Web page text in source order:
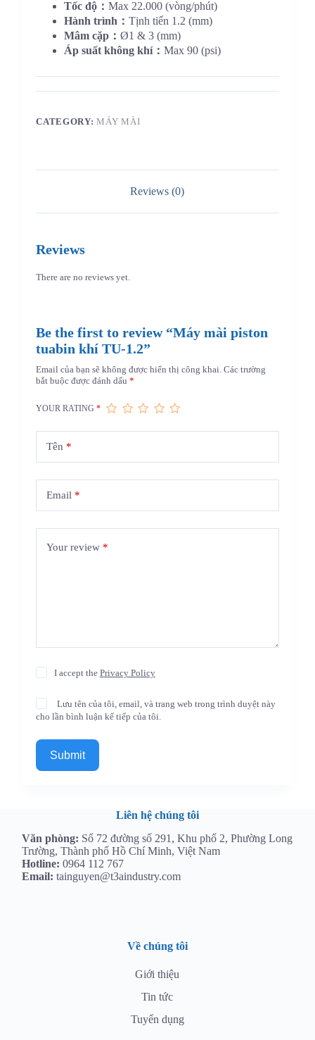
Tốc độ：Max 22.000 (vòng/phút)
Hành trình：Tịnh tiến 1.2 (mm)
Mâm cặp：Ø1 & 3 (mm)
Áp suất không khí：Max 90 (psi)
CATEGORY: MÁY MÀI
Reviews (0)
Reviews
There are no reviews yet.
Be the first to review “Máy mài piston
tuabin khí TU-1.2”
Email của bạn sẽ không được hiển thị công khai. Các trường
bắt buộc được đánh dấu*
YOUR RATING*
Tên *
Email *
Your review *
I accept the Privacy Policy
Lưu tên của tôi, email, và trang web trong trình duyệt này
cho lần bình luận kế tiếp của tôi.
Submit
Liên hệ chúng tôi
Văn phòng: Số 72 đường số 291, Khu phố 2, Phường Long
Trường, Thành phố Hồ Chí Minh, Việt Nam
Hotline: 0964 112 767
Email: tainguyen@t3aindustry.com
Về chúng tôi
Giới thiệu
Tin tức
Tuyển dụng